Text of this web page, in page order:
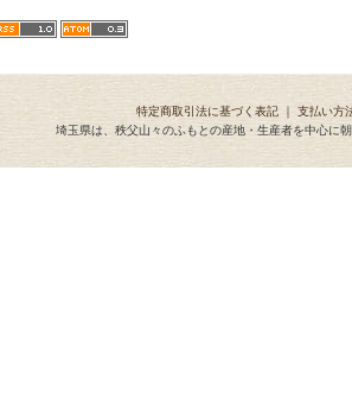
特定商取引法に基づく表記 ｜ 支払い方
埼玉県は、秩父山々のふもとの産地・生産者を中心に